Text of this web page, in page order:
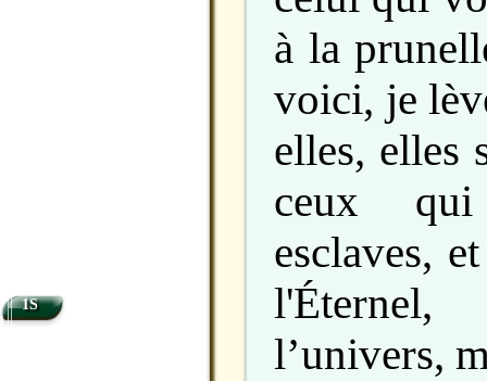
à la
voici, je
elles, elles
ceux
esclaves,
l’univers,
1S